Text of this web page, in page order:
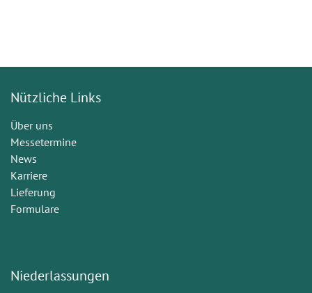
Nützliche Links
Über uns
Messetermine
News
Karriere
Lieferung
Formulare
Niederlassungen